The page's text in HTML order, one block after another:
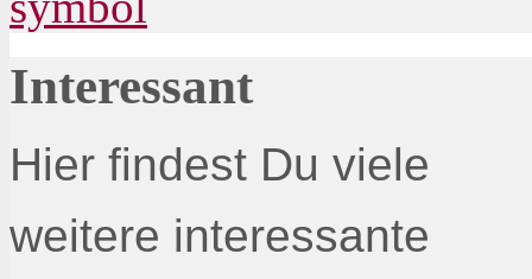
Interessant
Hier findest Du viele
weitere interessante